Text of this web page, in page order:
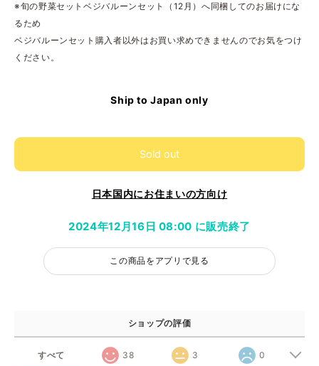
※旬の野菜セットベジバルーンセット（12月）へ同梱してのお届けにな
るため
ベジバルーンセット購入者以外はお買い求めできませんのでお気をつけ
ください。
Ship to Japan only
Sold out
日本国内にお住まいの方向け
2024年12月16日 08:00 に販売終了
この商品をアプリで見る
ショップの評価
すべて 38 3 0